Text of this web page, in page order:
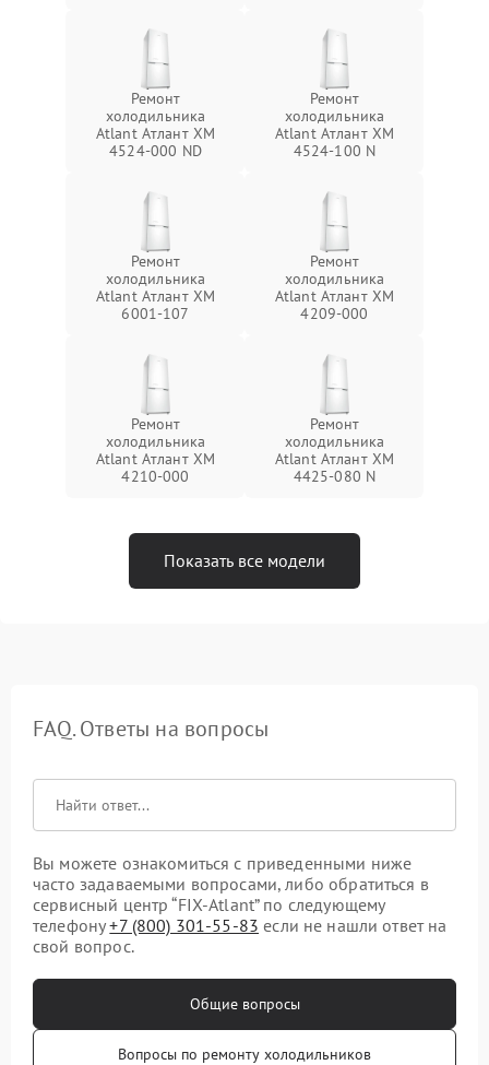
Ремонт
холодильника
Atlant Атлант ХМ
4524-000 ND
Ремонт
холодильника
Atlant Атлант ХМ
4524-100 N
Ремонт
холодильника
Atlant Атлант ХМ
6001-107
Ремонт
холодильника
Atlant Атлант ХМ
4209-000
Ремонт
холодильника
Atlant Атлант ХМ
4210-000
Ремонт
холодильника
Atlant Атлант ХМ
4425-080 N
Показать все модели
FAQ. Ответы на вопросы
Вы можете ознакомиться с приведенными ниже
часто задаваемыми вопросами, либо обратиться в
сервисный центр “FIX-Atlant” по следующему
телефону+7 (800) 301-55-83 если не нашли ответ на
свой вопрос.
Общие вопросы
Вопросы по ремонту холодильников